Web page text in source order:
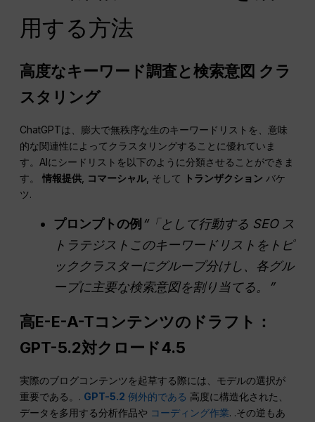
用する方法
高度なキーワード調査と検索意図 クラ
スタリング
ChatGPTは、膨大で無秩序な生のキーワードリストを、意味
的な関連性によってクラスタリングすることに優れていま
す。AIにシードリストを以下のように分類させることができま
す。情報提供 コマーシャル, そして トランザクション バケ
ツ.
プロンプトの例 “「として行動する SEOス
トラテジストこのキーワードリストをトピ
ッククラスターにグループ分けし、各グル
ープに主要な検索意図を割り当てる。”
高E-E-A-Tコンテンツのドラフト：
GPT-5.2対クロード4.5
実際のブログコンテンツを起草する際には、モデルの選択が
重要である。. GPT-5.2 例外的である 高度に構造化された、
データを多用する分析作品や コーディング作業. .その逆もあ